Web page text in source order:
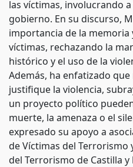
las víctimas, involucrando
gobierno. En su discurso,
importancia de la memoria
víctimas, rechazando la
histórico y el uso de la
Además, ha enfatizado
justifique la violencia,
un proyecto político
muerte, la amenaza o el
expresado su apoyo a
de Víctimas del Terrorismo
del Terrorismo de Castilla